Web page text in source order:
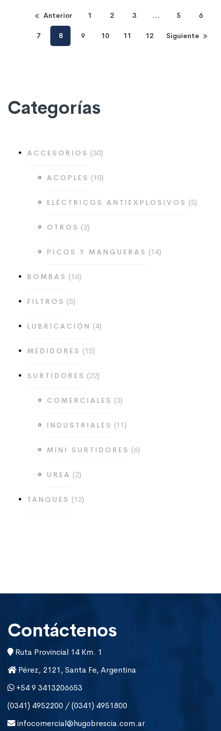
Categorías
ACCESORIOS 30
productos
ACOPLES 10
productos
ELÉCTRICOS ANTIEXPLOSIVOS 5
OTROS 2
productos
PICOS Y MANGUERAS 14
productos
BOMBAS 16
productos
FILTROS 5
productos
LUBRICACIÓN 4
productos
MEDIDORES 15
productos
SURTIDORES 22
productos
COMERCIALES 3
productos
INDUSTRIALES 11
productos
MINI SURTIDORES 6
productos
UREA 2
productos
TANQUES 12
productos
Anterior 1 2 3 … 5 6
7 8 9 10 11 12 Siguiente
Contáctenos
Ruta Provincial 14 Km. 1
Pérez, 2121, Santa Fe, Argentina
+54 9 3413206653
(0341) 4952200 / (0341) 4951800
infocomercial@hugobrescia.com.ar